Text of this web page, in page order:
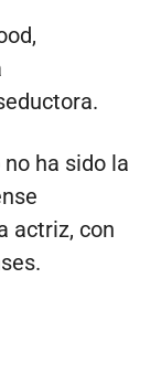
ha sido la
actriz, con